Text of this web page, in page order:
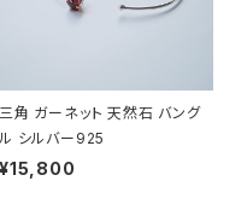
三角 ガーネット 天然石 バング
ル シルバー925
¥15,800